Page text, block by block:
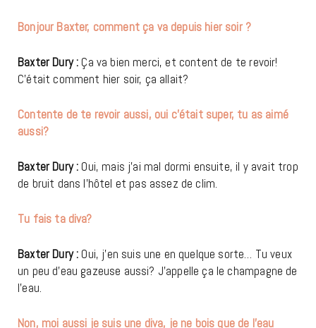
Bonjour Baxter, comment ça va depuis hier soir ?
Baxter Dury : Ça va bien merci, et content de te revoir!
C’était comment hier soir, ça allait?
Contente de te revoir aussi, oui c’était super, tu as aimé
aussi?
Baxter Dury : Oui, mais j’ai mal dormi ensuite, il y avait trop
de bruit dans l’hôtel et pas assez de clim.
Tu fais ta diva?
Baxter Dury : Oui, j’en suis une en quelque sorte… Tu veux
un peu d’eau gazeuse aussi? J’appelle ça le champagne de
l’eau.
Non, moi aussi je suis une diva, je ne bois que de l’eau